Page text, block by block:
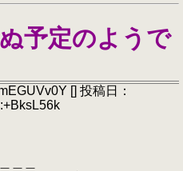
予定のようで
[] 投稿日：
＿